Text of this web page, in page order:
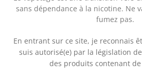
sans dépendance à la nicotine. Ne
fumez pas.
En entrant sur ce site, je reconnais
suis autorisé(e) par la législation
des produits contenant
Booster nicotine - Liquideo